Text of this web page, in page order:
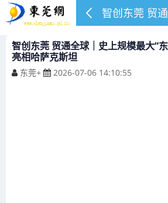
智创东莞 贸通全球｜史上规模最大“
亮相哈萨克斯坦
东莞+ 2026-07-06 14:10:55